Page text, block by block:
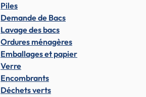
Piles
Demande de Bacs
Lavage des bacs
Ordures ménagères
Emballages et papier
Verre
Encombrants
Déchets verts